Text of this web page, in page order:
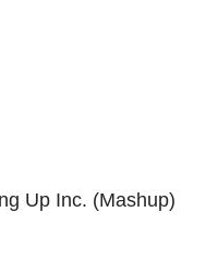
Up Inc. (Mashup)